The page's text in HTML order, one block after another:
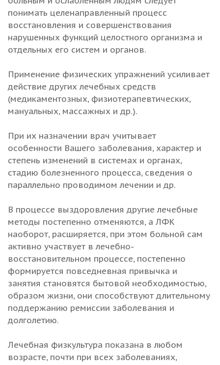
понимать целенаправленный процесс
восстановления и совершенствования
нарушенных функций целостного организма и
отдельных его систем и органов.
Применение физических упражнений усиливает
действие других лечебных средств
(медикаментозных, физиотерапевтических,
мануальных, массажных и др.).
При их назначении врач учитывает
особенности Вашего заболевания, характер и
степень изменений в системах и органах,
стадию болезненного процесса, сведения о
параллельно проводимом лечении и др.
В процессе выздоровления другие лечебные
методы постепенно отменяются, а ЛФК
наоборот, расширяется, при этом больной сам
активно участвует в лечебно-
восстановительном процессе, постепенно
формируется повседневная привычка и
занятия становятся бытовой необходимостью,
образом жизни, они способствуют длительному
поддержанию ремиссии заболевания и
долголетию.
Лечебная физкультура показана в любом
возрасте, почти при всех заболеваниях,